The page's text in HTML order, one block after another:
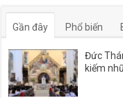
Gần đây Phổ biến
Đức
kiếm